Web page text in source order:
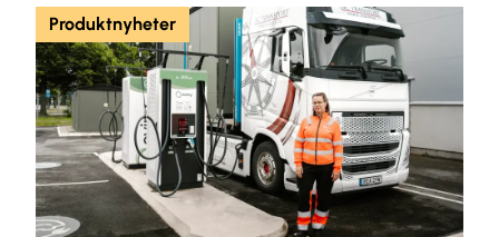
Produktnyheter